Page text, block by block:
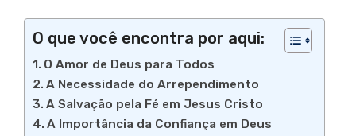
O que você encontra por aqui:
O Amor de Deus para Todos
A Necessidade do Arrependimento
A Salvação pela Fé em Jesus Cristo
A Importância da Confiança em Deus